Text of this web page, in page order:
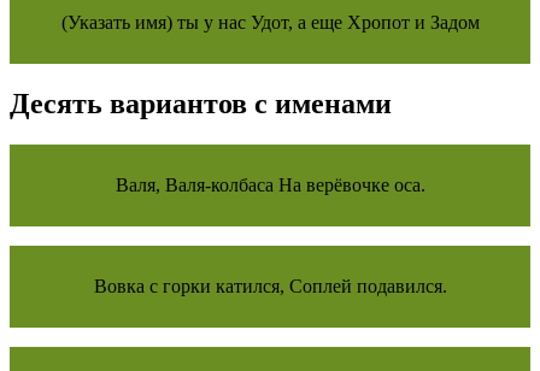
(Указать имя) ты у нас Удот, а еще Хропот и Задом
Десять вариантов с именами
Валя, Валя-колбаса На верёвочке оса.
Вовка с горки катился, Соплей подавился.